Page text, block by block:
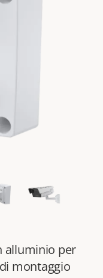
alluminio per
montaggio